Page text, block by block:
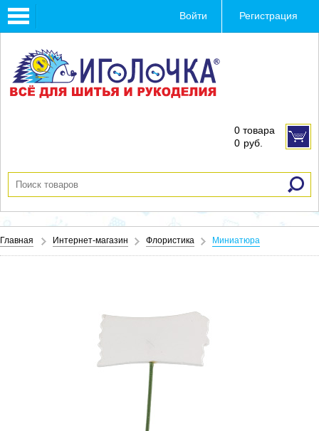
Toggle
navigation
Войти Регистрация
0 товара
0 руб.
Главная Интернет-магазин Флористика Миниатюра